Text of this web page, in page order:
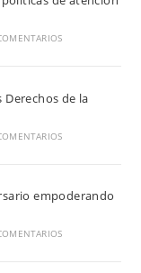
de la
empoderando